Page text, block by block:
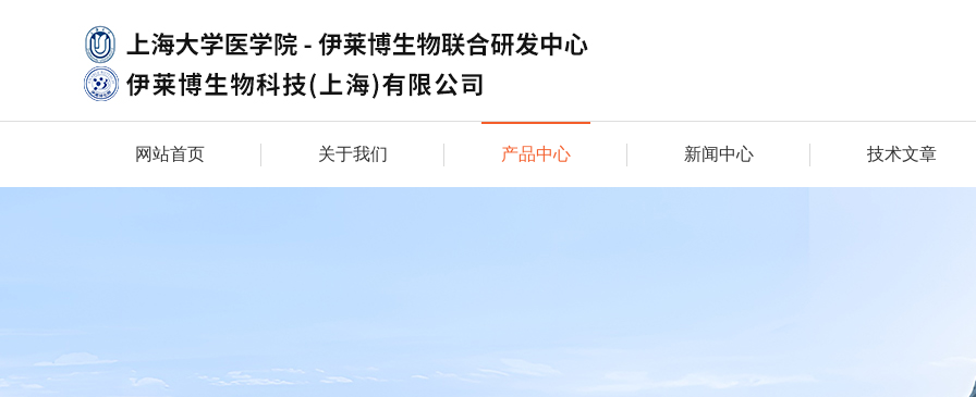
网站首页 关于我们 产品中心 新闻中心 技术文章